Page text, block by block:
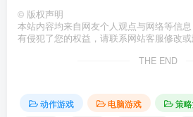
© 版权声明
本站内容均来自网友个人观点与网络等信
有侵犯了您的权益，请联系网站客服修改或
THE END
动作游戏 电脑游戏
策